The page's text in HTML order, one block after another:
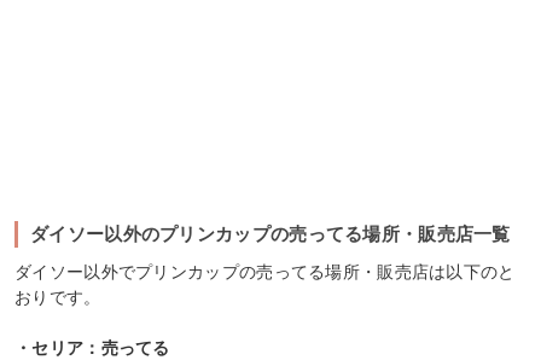
ダイソー以外のプリンカップの売ってる場所・販売店一覧
ダイソー以外でプリンカップの売ってる場所・販売店は以下のと
おりです。
・セリア：売ってる